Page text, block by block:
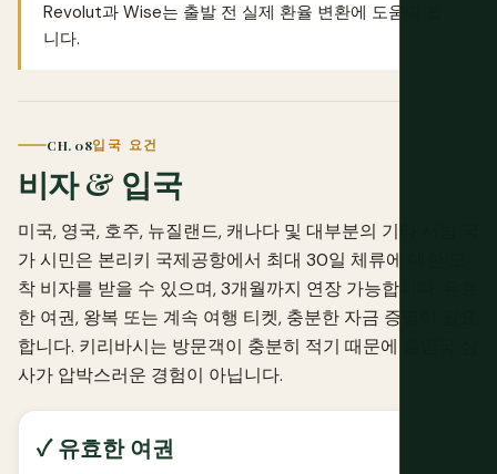
Revolut과 Wise는 출발 전 실제 환율 변환에 도움이 됩
니다.
CH. 08입국 요건
비자 & 입국
미국, 영국, 호주, 뉴질랜드, 캐나다 및 대부분의 기타 서방 국
가 시민은 본리키 국제공항에서 최대 30일 체류에 대한 도
착 비자를 받을 수 있으며, 3개월까지 연장 가능합니다. 유효
한 여권, 왕복 또는 계속 여행 티켓, 충분한 자금 증명이 필요
합니다. 키리바시는 방문객이 충분히 적기 때문에 출입국 심
사가 압박스러운 경험이 아닙니다.
✓ 유효한 여권